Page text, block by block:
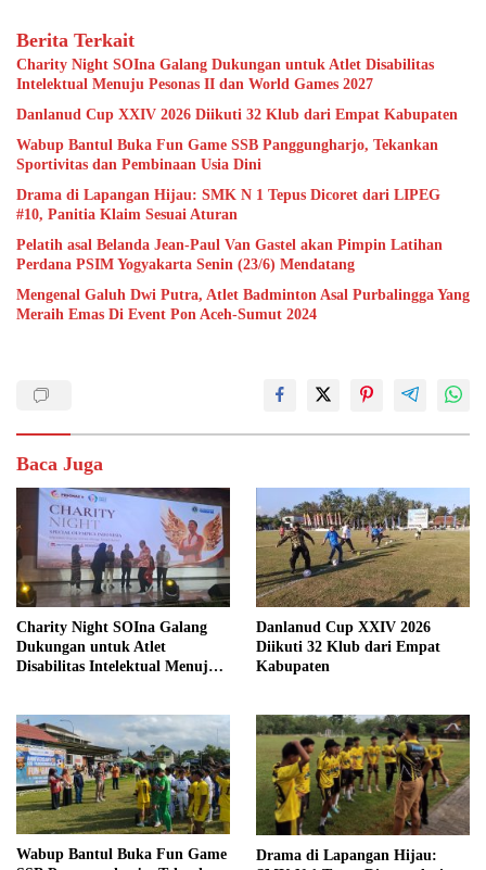
Berita Terkait
Charity Night SOIna Galang Dukungan untuk Atlet Disabilitas
Intelektual Menuju Pesonas II dan World Games 2027
Danlanud Cup XXIV 2026 Diikuti 32 Klub dari Empat Kabupaten
Wabup Bantul Buka Fun Game SSB Panggungharjo, Tekankan
Sportivitas dan Pembinaan Usia Dini
Drama di Lapangan Hijau: SMK N 1 Tepus Dicoret dari LIPEG
#10, Panitia Klaim Sesuai Aturan
Pelatih asal Belanda Jean-Paul Van Gastel akan Pimpin Latihan
Perdana PSIM Yogyakarta Senin (23/6) Mendatang
Mengenal Galuh Dwi Putra, Atlet Badminton Asal Purbalingga Yang
Meraih Emas Di Event Pon Aceh-Sumut 2024
Baca Juga
Charity Night SOIna Galang
Dukungan untuk Atlet
Disabilitas Intelektual Menuju
Danlanud Cup XXIV 2026
Diikuti 32 Klub dari Empat
Kabupaten
Wabup Bantul Buka Fun Game
Drama di Lapangan Hijau: